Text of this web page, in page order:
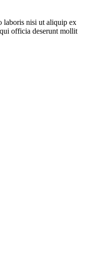
laboris nisi ut aliquip ex
officia deserunt mollit